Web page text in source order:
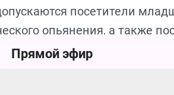
посетители
опьянения, а также
нервной системы и
повышенной
допускаются только в
Прямой эфир